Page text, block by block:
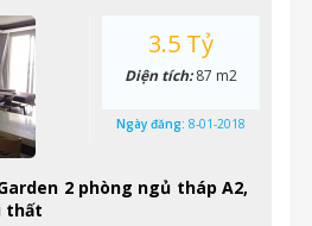
2 phòng ngủ tháp A2,
thất
3.5 Tỷ
Diện tích:87 m2
Ngày đăng: 8-01-2018